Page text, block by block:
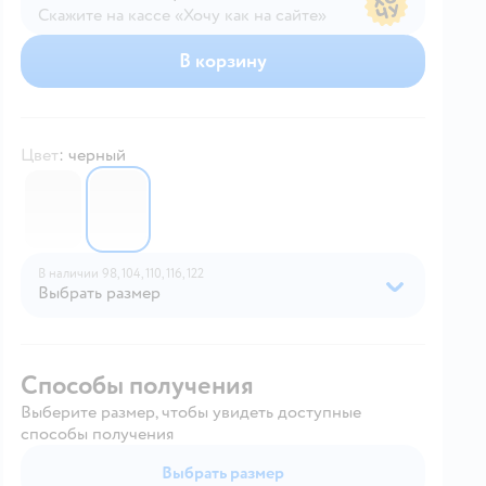
Скажите на кассе «Хочу как на сайте»
В магазине — по ценам сайта
В корзину
Цвет: черный
67448976744898
В наличии 98, 104, 110, 116, 122
Выбрать размер
Способы получения
Выберите размер, чтобы увидеть доступные
способы получения
Выбрать размер